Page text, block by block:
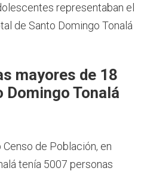
representaban el
de Santo Domingo Tonalá
mayores de 18
Domingo Tonalá
de Población, en
tenía 5007 personas